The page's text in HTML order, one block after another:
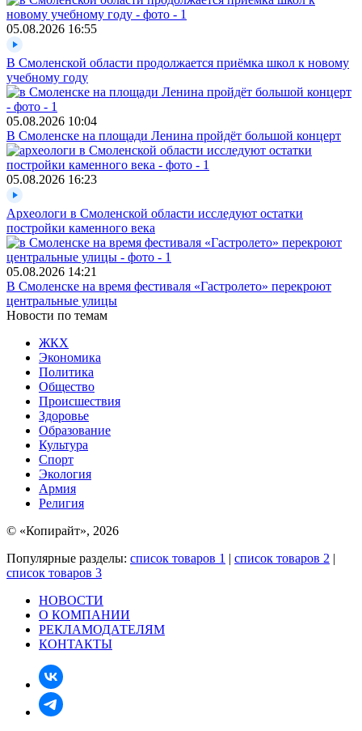
05.08.2026 16:55
В Смоленской области продолжается приёмка школ к новому
учебному году
05.08.2026 10:04
В Смоленске на площади Ленина пройдёт большой концерт
05.08.2026 16:23
Археологи в Смоленской области исследуют остатки
постройки каменного века
05.08.2026 14:21
В Смоленске на время фестиваля «Гастролето» перекроют
центральные улицы
Новости по темам
ЖКХ
Экономика
Политика
Общество
Происшествия
Здоровье
Образование
Культура
Спорт
Экология
Армия
Религия
© «Копирайт», 2026
Популярные разделы: список товаров 1 | список товаров 2 |
список товаров 3
НОВОСТИ
О КОМПАНИИ
РЕКЛАМОДАТЕЛЯМ
КОНТАКТЫ